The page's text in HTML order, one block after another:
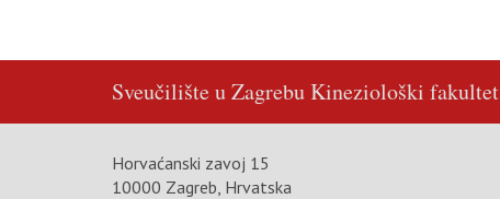
Sveučilište u ZagrebuKineziološki fakultet
Horvaćanski zavoj 15
10000 Zagreb, Hrvatska